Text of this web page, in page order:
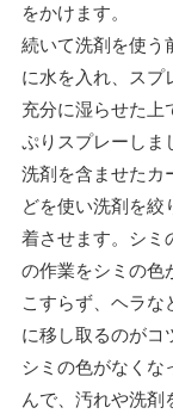
をかけます。
続いて洗剤を使う
に水を入れ、スプ
充分に湿らせた上
ぷりスプレーしま
洗剤を含ませたカ
どを使い洗剤を絞
着させます。シミ
の作業をシミの色
こすらず、ヘラな
に移し取るのがコ
シミの色がなくな
んで、汚れや洗剤